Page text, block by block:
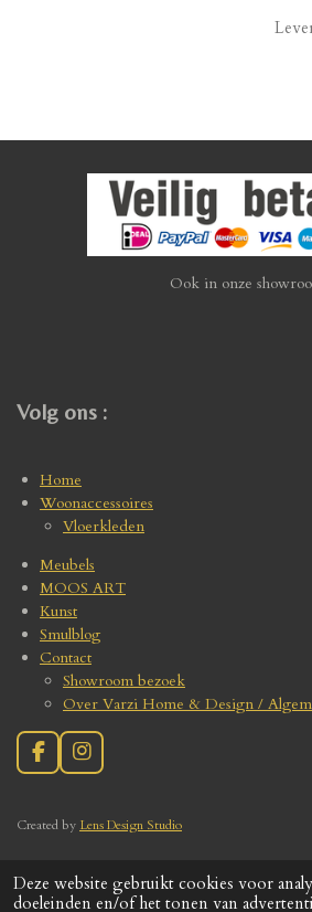
Deze website gebruikt cookies voor
doeleinden en/of het tonen van
Ook in onze
Volg ons :
Home
Woonaccessoires
Vloerkleden
Meubels
MOOS ART
Kunst
Smulblog
Contact
Showroom bezoek
Over Varzi Home & Design /
F
a
e
o
k
I
n
t
r
a
Created by Lens Design Studio
© 2020VARZIHOME